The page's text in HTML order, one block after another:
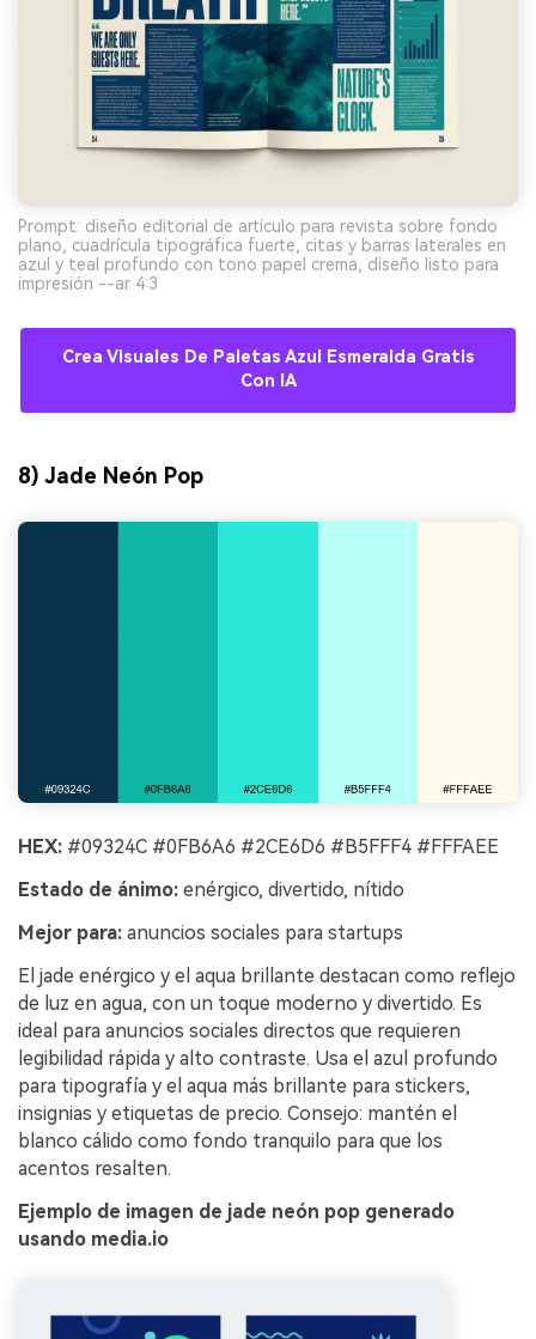
Prompt: diseño editorial de artículo para revista sobre fondo
plano, cuadrícula tipográfica fuerte, citas y barras laterales en
azul y teal profundo con tono papel crema, diseño listo para
impresión --ar 4:3
Crea Visuales De Paletas Azul Esmeralda Gratis
Con IA
8) Jade Neón Pop
HEX: #09324C #0FB6A6 #2CE6D6 #B5FFF4 #FFFAEE
Estado de ánimo: enérgico, divertido, nítido
Mejor para: anuncios sociales para startups
El jade enérgico y el aqua brillante destacan como reflejo
de luz en agua, con un toque moderno y divertido. Es
ideal para anuncios sociales directos que requieren
legibilidad rápida y alto contraste. Usa el azul profundo
para tipografía y el aqua más brillante para stickers,
insignias y etiquetas de precio. Consejo: mantén el
blanco cálido como fondo tranquilo para que los
acentos resalten.
Ejemplo de imagen de jade neón pop generado
usando media.io